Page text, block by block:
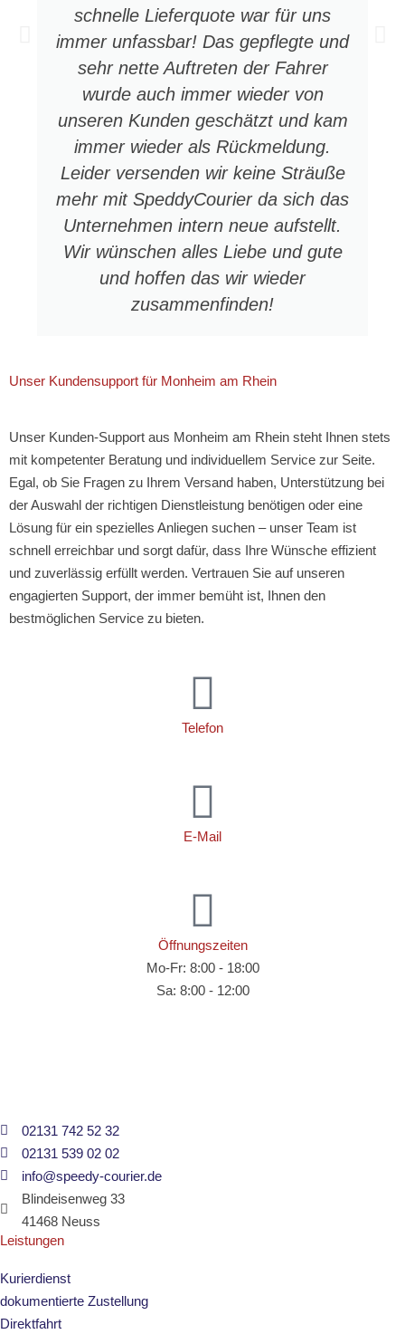
schnelle Lieferquote war für uns
immer unfassbar! Das gepflegte und
sehr nette Auftreten der Fahrer
wurde auch immer wieder von
unseren Kunden geschätzt und kam
immer wieder als Rückmeldung.
Leider versenden wir keine Sträuße
mehr mit SpeddyCourier da sich das
Unternehmen intern neue aufstellt.
Wir wünschen alles Liebe und gute
und hoffen das wir wieder
zusammenfinden!
Unser Kundensupport für Monheim am Rhein
Unser Kunden-Support aus Monheim am Rhein steht Ihnen stets
mit kompetenter Beratung und individuellem Service zur Seite.
Egal, ob Sie Fragen zu Ihrem Versand haben, Unterstützung bei
der Auswahl der richtigen Dienstleistung benötigen oder eine
Lösung für ein spezielles Anliegen suchen – unser Team ist
schnell erreichbar und sorgt dafür, dass Ihre Wünsche effizient
und zuverlässig erfüllt werden. Vertrauen Sie auf unseren
engagierten Support, der immer bemüht ist, Ihnen den
bestmöglichen Service zu bieten.
Telefon
E-Mail
Öffnungszeiten
Mo-Fr: 8:00 - 18:00
Sa: 8:00 - 12:00
02131 742 52 32
02131 539 02 02
info@speedy-courier.de
Blindeisenweg 33
41468 Neuss
Leistungen
Kurierdienst
dokumentierte Zustellung
Direktfahrt